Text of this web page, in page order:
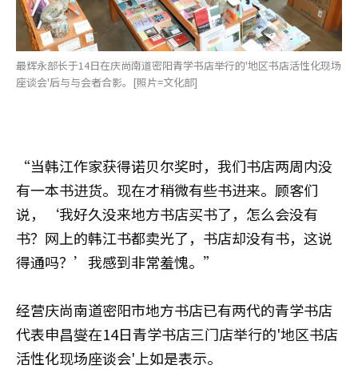
最辉永部长于14日在庆尚南道密阳青学书店举行的'地区书店活性化现场
座谈会'后与与会者合影。[照片=文化部]
“当韩江作家获得诺贝尔奖时，我们书店两周内没
有一本书进货。现在才稍微有些书进来。顾客们
说，‘我好久没来地方书店买书了，怎么会没有
书？网上的韩江书都卖光了，书店却没有书，这说
得通吗？’我感到非常羞愧。”
经营庆尚南道密阳市地方书店已有两代的青学书店
代表申昌燮在14日青学书店三门店举行的'地区书店
活性化现场座谈会'上如是表示。